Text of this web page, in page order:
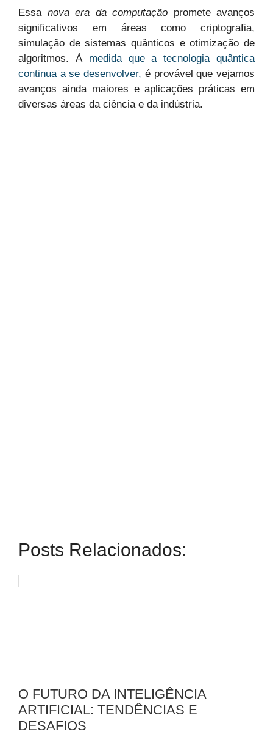
Essa nova era da computação promete avanços
significativos em áreas como criptografia,
simulação de sistemas quânticos e otimização de
algoritmos. À medida que a tecnologia quântica
continua a se desenvolver, é provável que vejamos
avanços ainda maiores e aplicações práticas em
diversas áreas da ciência e da indústria.
Posts Relacionados:
O FUTURO DA INTELIGÊNCIA
ARTIFICIAL: TENDÊNCIAS E
DESAFIOS